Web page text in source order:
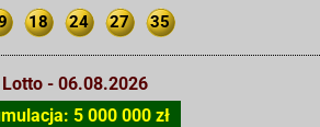
18 24 27 35
Lotto - 06.08.2026
5 000 000 zł